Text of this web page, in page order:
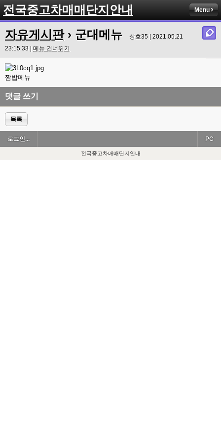
전국중고차매매단지안내 Menu
자유게시판› 군대메뉴
상호35 | 2021.05.21
23:15:33 | 메뉴 건너뛰기
짬밥메뉴
댓글 쓰기
목록
로그인... PC
전국중고차매매단지안내